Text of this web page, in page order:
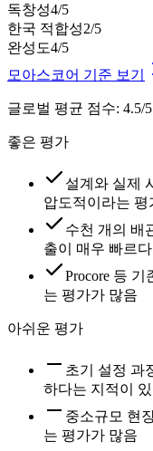
독창성4/5
한국 적합성2/5
완성도4/5
모아스코어 기준 보기
글로벌 평균 점수: 4.5/
좋은 평가
설계와 실제
압도적이라는 평
수천 개의 배
출이 매우 빠르
Procore 등
는 평가가 많음
아쉬운 평가
초기 설정 과
하다는 지적이
중소규모 현
는 평가가 많음